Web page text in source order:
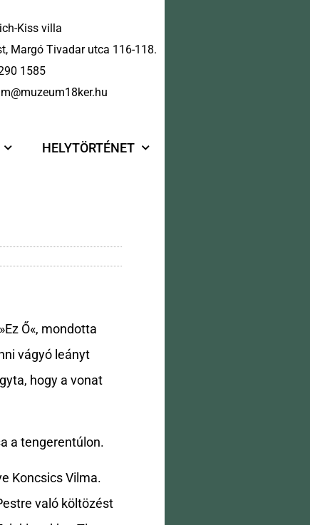
Kiss villa
Margó Tivadar utca 116-118.
1585
HELYTÖRTÉNET
Ő«, mondotta
vágyó leányt
hogy a vonat
a tengerentúlon.
Koncsics Vilma.
való költözést